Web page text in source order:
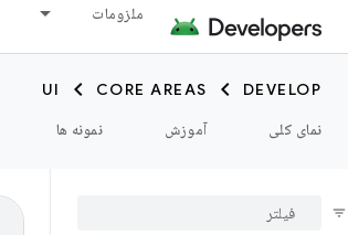
ملزومات
DEVELOP
CORE AREAS
UI
نمای کلی
آموزش نمونه ها